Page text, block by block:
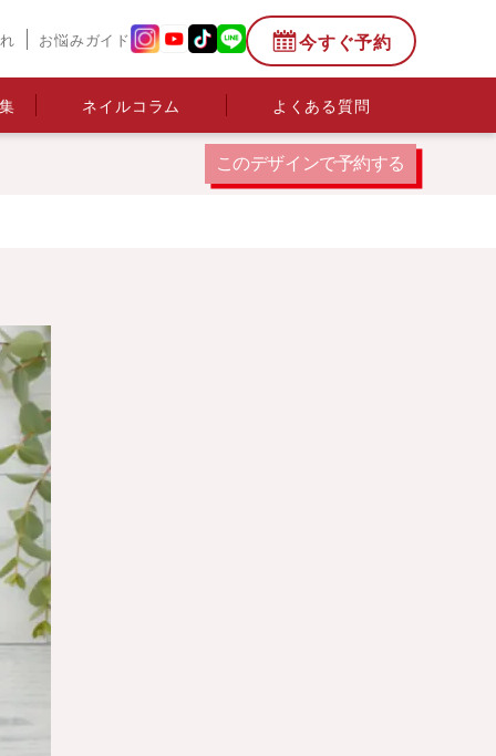
お悩みガイド 今すぐ予約
ネイルコラム よくある質問
このデザインで予約する